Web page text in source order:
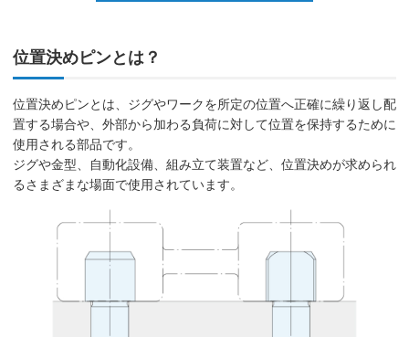
位置決めピンとは？
位置決めピンとは、ジグやワークを所定の位置へ正確に繰り返し配
置する場合や、外部から加わる負荷に対して位置を保持するために
使用される部品です。
ジグや金型、自動化設備、組み立て装置など、位置決めが求められ
るさまざまな場面で使用されています。